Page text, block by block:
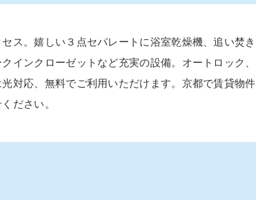
ス。嬉しい３点セパレートに浴室乾燥機、追い焚き
インクローゼットなど充実の設備。オートロック、
対応、無料でご利用いただけます。京都で賃貸物件
ださい。